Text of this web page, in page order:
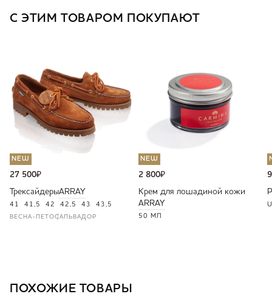
С ЭТИМ ТОВАРОМ ПОКУПАЮТ
NEW
27 500₽
ТрексайдерыARRAY
41 41,5 42 42,5 43 43,5
ВЕСНА-ЛЕТОСАЛЬВАДОР
NEW
2 800₽
Крем для лошадиной кожи
ARRAY
50 МЛ
ПОХОЖИЕ ТОВАРЫ